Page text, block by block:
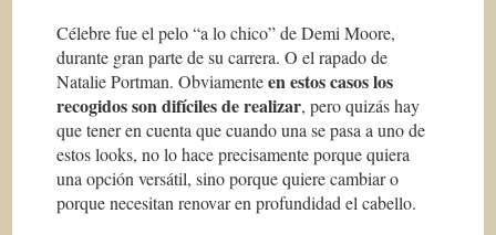
Célebre fue el pelo “a lo chico” de Demi Moore,
durante gran parte de su carrera. O el rapado de
Natalie Portman. Obviamenteen estos casos los
recogidos son difíciles de realizar, pero quizás hay
que tener en cuenta que cuando una se pasa a uno de
estos looks, no lo hace precisamente porque quiera
una opción versátil, sino porque quiere cambiar o
porque necesitan renovar en profundidad el cabello.